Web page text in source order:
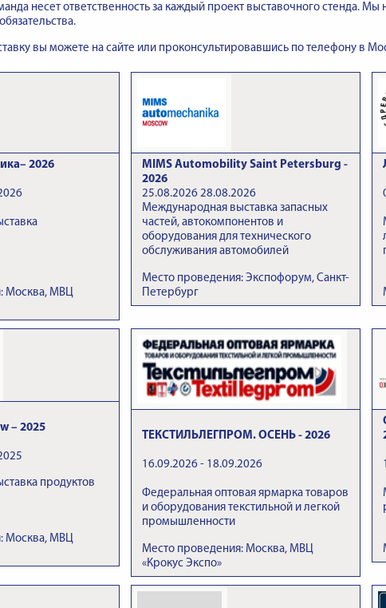
несет ответственность за каждый проект выставочного стенда. Мы
вы можете на сайте или проконсультировавшись по телефону в
2026
Москва, МВЦ
MIMS Automobility Saint Petersburg -
2026
25.08.2026 28.08.2026
Международная выставка запасных
частей, автокомпонентов и
оборудования для технического
обслуживания автомобилей
Место проведения: Экспофорум, Санкт-
Петербург
– 2025
продуктов
Москва, МВЦ
ТЕКСТИЛЬЛЕГПРОМ. ОСЕНЬ - 2026
16.09.2026 - 18.09.2026
Федеральная оптовая ярмарка товаров
и оборудования текстильной и легкой
промышленности
Место проведения: Москва, МВЦ
«Крокус Экспо»